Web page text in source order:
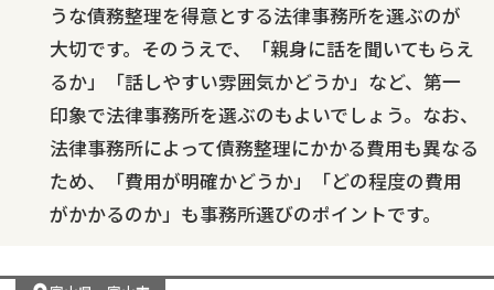
うな債務整理を得意とする法律事務所を選ぶのが
大切です。そのうえで、「親身に話を聞いてもらえ
るか」「話しやすい雰囲気かどうか」など、第一
印象で法律事務所を選ぶのもよいでしょう。なお、
法律事務所によって債務整理にかかる費用も異なる
ため、「費用が明確かどうか」「どの程度の費用
がかかるのか」も事務所選びのポイントです。